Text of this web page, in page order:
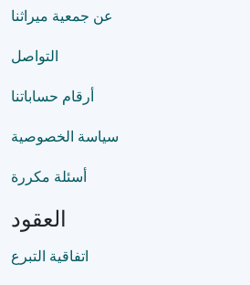
عن جمعية ميراثنا
التواصل
أرقام حساباتنا
سياسة الخصوصية
أسئلة مكررة
العقود
اتفاقية التبرع